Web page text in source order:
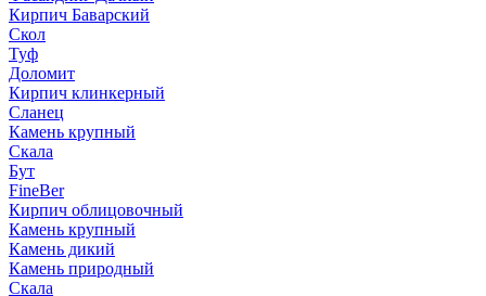
Кирпич Баварский
Скол
Туф
Доломит
Кирпич клинкерный
Сланец
Камень крупный
Скала
Бут
FineBer
Кирпич облицовочный
Камень крупный
Камень дикий
Камень природный
Скала